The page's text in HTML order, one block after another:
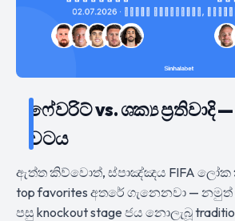
ෆේවරිට් vs. ශක්‍ය ප්‍රතිවාදි
වටය
ඇත්ත කිව්වොත්, ස්පාඤ්ඤය FIFA ලෝක
top favorites අතරේ ගැනෙනවා —
පසු knockout stage ජය නොලැබූ